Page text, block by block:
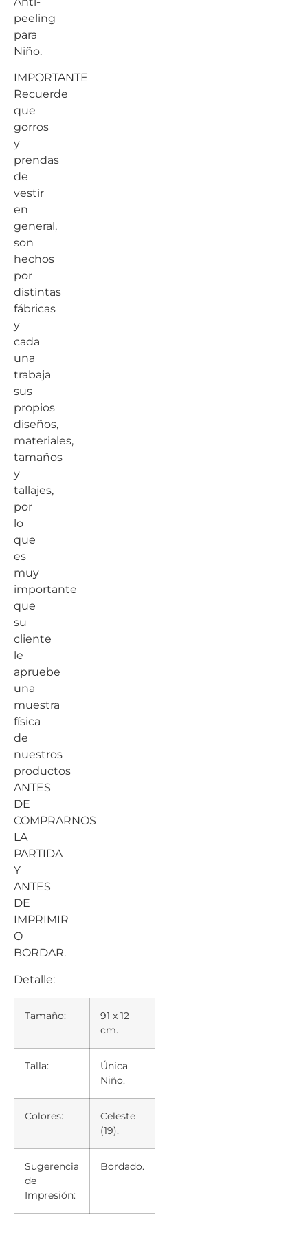
peeling
para
Niño.
IMPORTANTE
Recuerde
que
gorros
y
prendas
de
vestir
en
general,
son
hechos
por
distintas
fábricas
y
cada
una
trabaja
sus
propios
diseños,
materiales,
tamaños
y
tallajes,
por
lo
que
es
muy
importante
que
su
cliente
le
apruebe
una
muestra
física
de
nuestros
productos
ANTES
DE
COMPRARNOS
LA
PARTIDA
Y
ANTES
DE
IMPRIMIR
O
BORDAR.
Detalle:
Tamaño:
91 x 12
cm.
Talla:
Única
Niño.
Colores:
Celeste
(19).
Sugerencia
de
Impresión:
Bordado.